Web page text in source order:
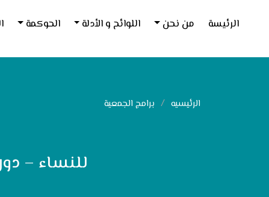
الرئيسة من نحن اللوائح و الأدلة الحوكمة
الرئيسيه برامج الجمعية
للنساء –